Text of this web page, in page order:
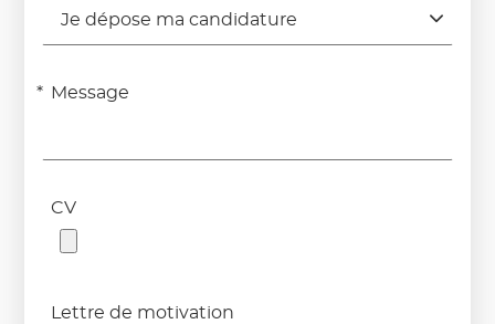
Je dépose ma candidature
Message
CV
Lettre de motivation